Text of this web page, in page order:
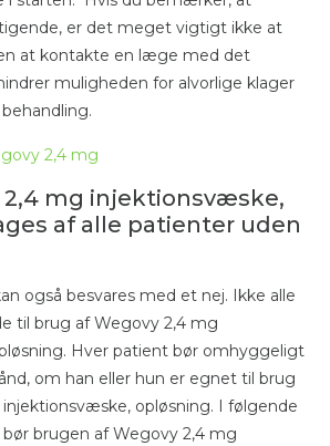
er det meget vigtigt ikke at
at kontakte en læge med det
muligheden for alvorlige klager
2,4 mg
2,4 mg injektionsvæske,
af alle patienter uden
også besvares med et nej. Ikke alle
til brug af Wegovy 2,4 mg
Hver patient bør omhyggeligt
om han eller hun er egnet til brug
opløsning. I følgende
brugen af Wegovy 2,4 mg